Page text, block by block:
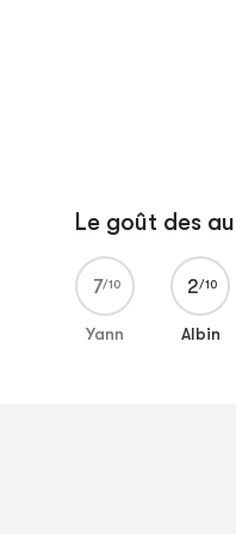
Le goût des
7
Yann
2
Albin